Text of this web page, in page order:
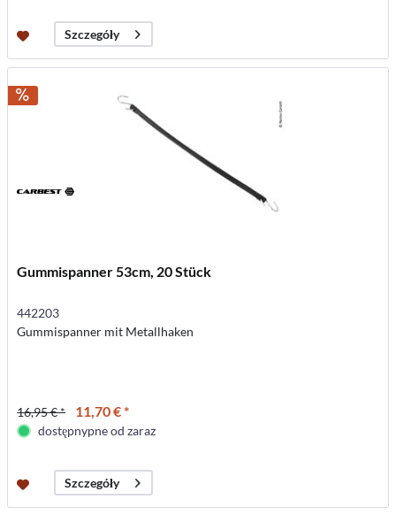
Szczegóły
Gummispanner 53cm, 20 Stück
442203
Gummispanner mit Metallhaken
16,95 € * 11,70 € *
dostępnypne od zaraz
Szczegóły